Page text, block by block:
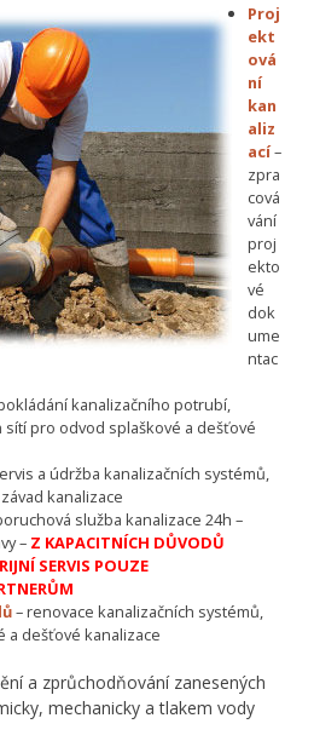
Proj
ekt
ová
ní
kan
aliz
ací–
zpra
cová
vání
proj
ekto
vé
dok
ume
ntac
kanalizačního potrubí,
pro odvod splaškové a dešťové
a údržba kanalizačních systémů,
kanalizace
služba kanalizace 24h –
– Z KAPACITNÍCH DŮVODŮ
SERVIS POUZE
– renovace kanalizačních systémů,
a dešťové kanalizace
a zprůchodňování zanesených
mechanicky a tlakem vody